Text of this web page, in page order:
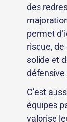
des
permet
risque,
solide et
défensive
C’est
équipes
valorise